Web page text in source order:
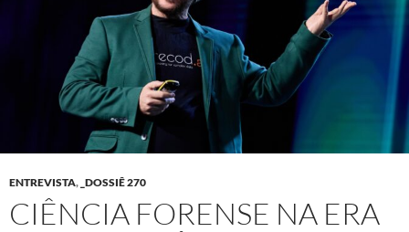
ENTREVISTA, _DOSSIÊ 270
CIÊNCIA FORENSE NA ERA